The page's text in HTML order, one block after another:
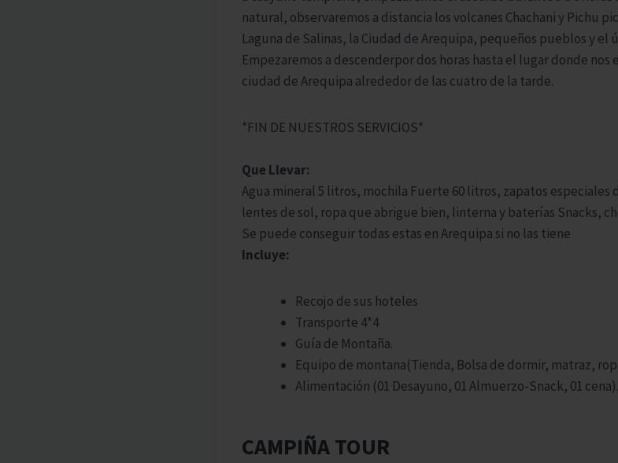
natural, observaremos a distancia los volcanes Chachani y Pichu
Laguna de Salinas, la Ciudad de Arequipa, pequeños pueblos y el
Empezaremos a descenderpor dos horas hasta el lugar donde
ciudad de Arequipa alrededor de las cuatro de la tarde.
*FIN DE NUESTROS SERVICIOS*
Que Llevar:
Agua mineral 5 litros, mochila Fuerte 60 litros, zapatos
lentes de sol, ropa que abrigue bien, linterna y baterías Snacks,
Se puede conseguir todas estas en Arequipa si no las tiene
Incluye:
Recojo de sus hoteles
Transporte 4*4
Guía de Montaña.
Equipo de montana(Tienda, Bolsa de dormir, matraz,
Alimentación (01 Desayuno, 01 Almuerzo-Snack, 01 cena).
CAMPIÑA TOUR